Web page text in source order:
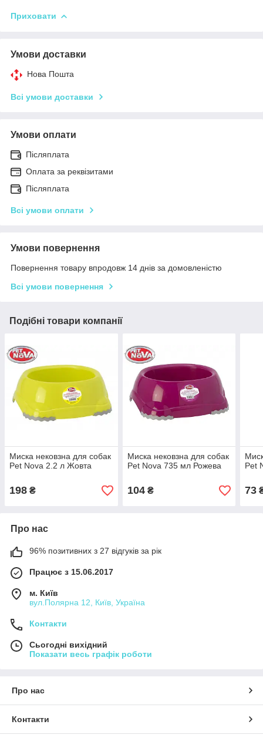
Приховати
Умови доставки
Нова Пошта
Всі умови доставки
Умови оплати
Післяплата
Оплата за реквізитами
Післяплата
Всі умови оплати
Умови повернення
Повернення товару впродовж 14 днів за домовленістю
Всі умови повернення
Подібні товари компанії
Миска нековзна для собак
Pet Nova 2.2 л Жовта
198 ₴
Миска нековзна для собак
Pet Nova 735 мл Рожева
104₴
Pet
73
Про нас
96% позитивних з 27 відгуків за рік
Працює з 15.06.2017
м. Київ
вул.Полярна 12, Київ, Україна
Контакти
Сьогодні вихідний
Показати весь графік роботи
Про нас
Контакти